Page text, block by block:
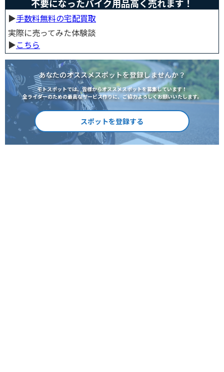
不要になったバイク用品高く売れます！
▶︎手数料無料の宅配買取
実際に売ってみた体験談
▶︎こちら
あなたのオススメスポットを登録しませんか？
モトスポットでは、皆様からオススメスポットを募集しています！
全ライダーのための最高なサービス作りに、ご協力よろしくお願いいたします。
スポットを登録する